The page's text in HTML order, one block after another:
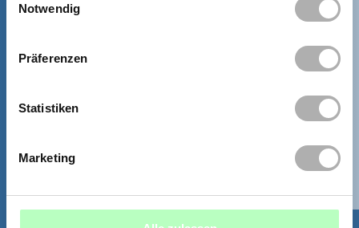
Notwendig
Präferenzen
Statistiken
Marketing